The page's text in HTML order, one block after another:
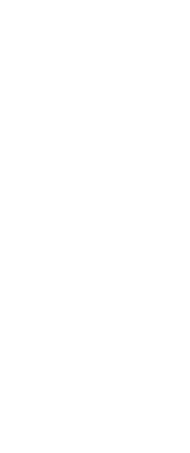
изследване и иновации
88 педагози от Бургас